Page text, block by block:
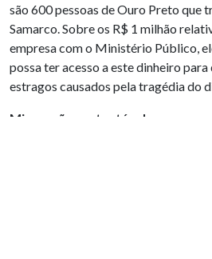
são 600 pessoas de Ouro Preto que
Samarco. Sobre os R$ 1 milhão
empresa com o Ministério Público,
possa ter acesso a este dinheiro
estragos causados pela tragédia do
Mineração sustentável